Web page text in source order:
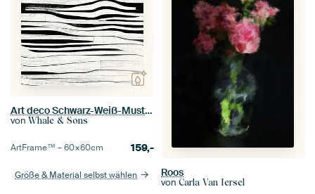
Art deco Schwarz-Weiß-Muster #VIII
von Whale & Sons
ArtFrame™ –60×60cm 159,-
Größe & Material selbst wählen Roos
von Carla Van Iersel